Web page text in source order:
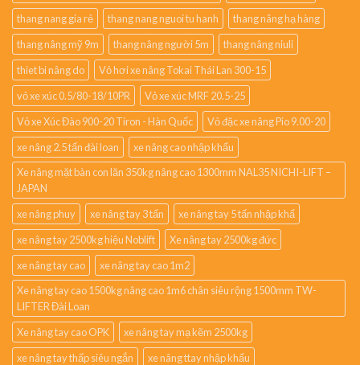
thang nang gia rẻ
thang nang nguoi tu hanh
thang nâng hạ hàng
thang nâng mỹ 9m
thang nâng người 5m
thang nâng niuli
thiet bi nâng do
Vỏ hơi xe nâng Tokai Thái Lan 300-15
vỏ xe xúc 0.5/80-18/10PR
Vỏ xe xúc MRF 20.5-25
Vỏ xe Xúc Đào 900-20 Tiron - Hàn Quốc
Vỏ đặc xe nâng Pio 9.00-20
xe nâng 2.5 tấn đài loan
xe nâng cao nhập khẩu
Xe nâng mặt bàn con lăn 350kg nâng cao 1300mm NAL35 NICHI-LIFT –
JAPAN
xe nâng phuy
xe nâng tay 3 tấn
xe nâng tay 5 tấn nhập khẩ
xe nâng tay 2500kg hiệu Noblift
Xe nâng tay 2500kg đức
xe nâng tay cao
xe nâng tay cao 1m2
Xe nâng tay cao 1500kg nâng cao 1m6 chân siêu rộng 1500mm TW-
LIFTER Đài Loan
Xe nâng tay cao OPK
xe nâng tay mạ kẽm 2500kg
xe nâng tay thấp siêu ngắn
xe nâng ttay nhập khẩu